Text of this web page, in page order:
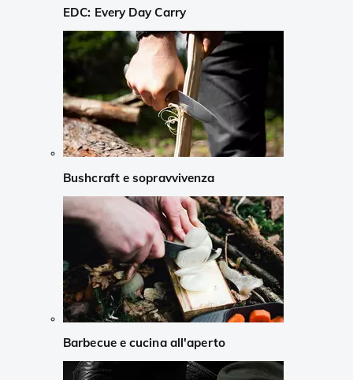
EDC: Every Day Carry
Bushcraft e sopravvivenza
Barbecue e cucina all'aperto